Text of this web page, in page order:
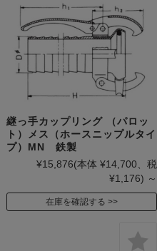
継っ手カップリング （パロッ
ト）メス（ホースニップルタイ
プ）MN 鉄製
¥15,876(本体 ¥14,700、税
¥1,176) ～
在庫を確認する